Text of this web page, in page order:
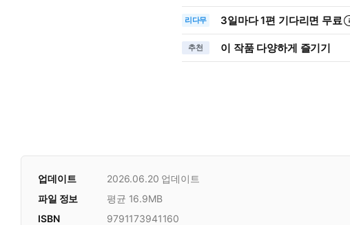
리다무 3일마다1편 기다리면 무료
추천 이 작품 다양하게 즐기기
업데이트 2026.06.20 업데이트
파일 정보
평균 16.9MB
ISBN
9791173941160